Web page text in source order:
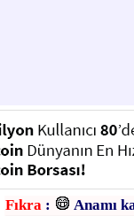
Fıkra :
Anamı